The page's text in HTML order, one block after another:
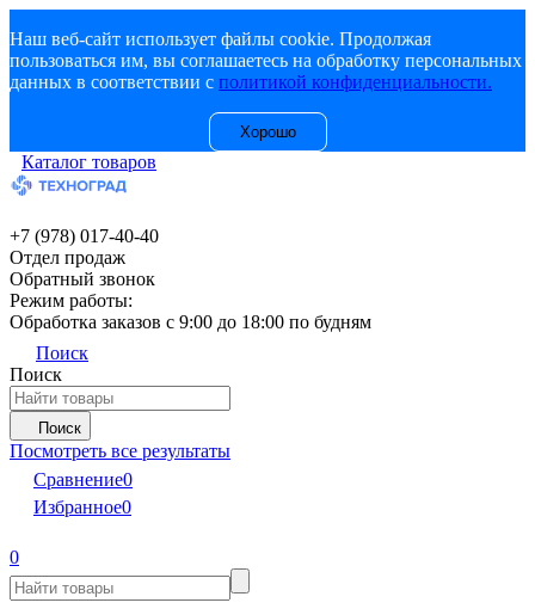
Наш веб-сайт использует файлы cookie. Продолжая
пользоваться им, вы соглашаетесь на обработку персональных
данных в соответствии с политикой конфиденциальности.
Хорошо
Каталог товаров
+7 (978) 017-40-40
Отдел продаж
Обратный звонок
Режим работы:
Обработка заказов с 9:00 до 18:00 по будням
Поиск
Поиск
Поиск
Посмотреть все результаты
Сравнение0
Избранное0
0